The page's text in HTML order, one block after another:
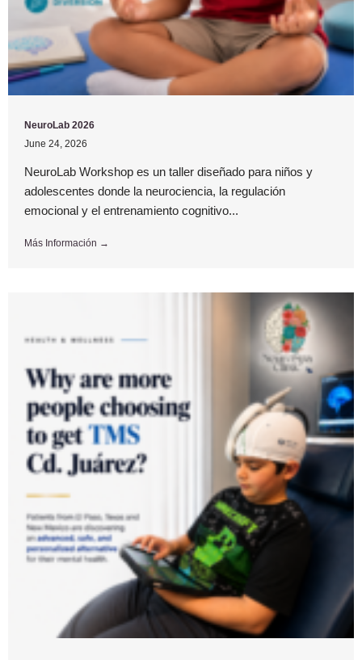
NeuroLab 2026
June 24, 2026
NeuroLab Workshop es un taller diseñado para niños y
adolescentes donde la neurociencia, la regulación
emocional y el entrenamiento cognitivo...
Más Información →